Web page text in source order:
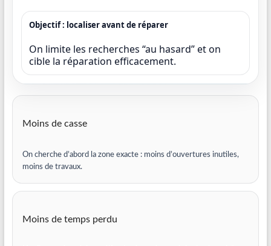
Objectif : localiser avant de réparer
On limite les recherches “au hasard” et on
cible la réparation efficacement.
Moins de casse
On cherche d’abord la zone exacte : moins d’ouvertures inutiles,
moins de travaux.
Moins de temps perdu